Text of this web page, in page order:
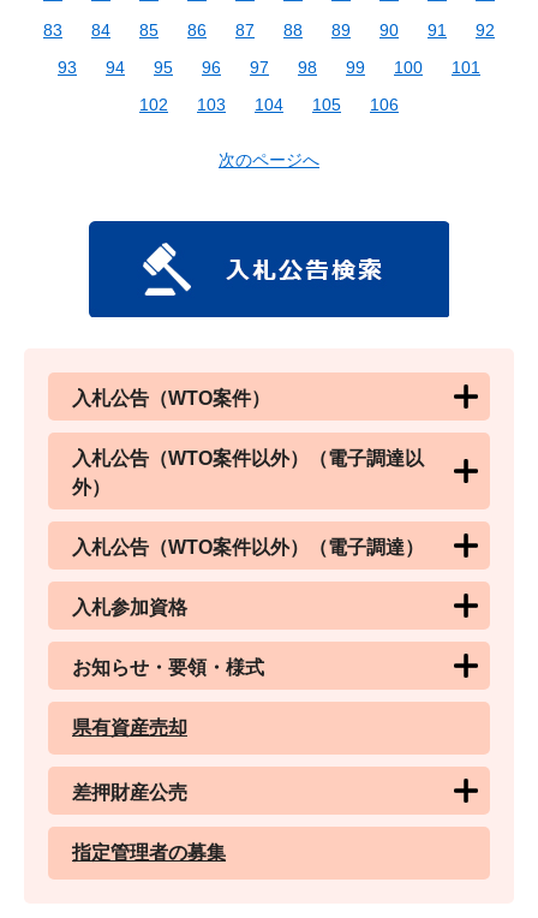
83
84 85 86 87 88 89 90 91
92
93
94 95 96 97 98 99 100
101
102
103 104 105 106
次のページへ
入札公告（WTO案件）
入札公告（WTO案件以外）（電子調達以
外）
入札公告（WTO案件以外）（電子調達）
入札参加資格
お知らせ・要領・様式
県有資産売却
差押財産公売
指定管理者の募集